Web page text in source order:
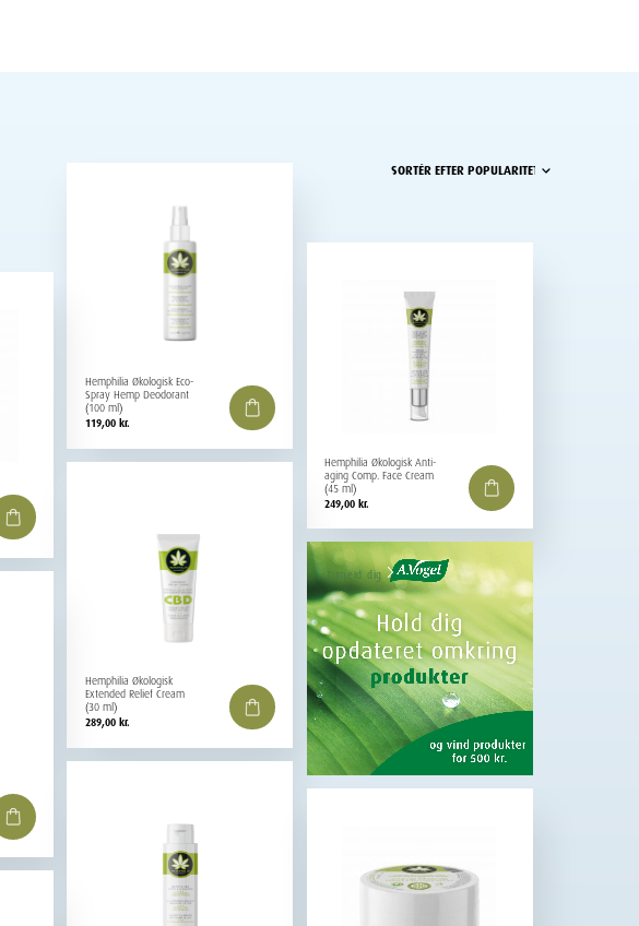
Hemphilia Økologisk Eco-
Spray Hemp Deodorant
(100 ml)
119,00kr.
Hemphilia Økologisk Anti-
aging Comp. Face Cream
(45 ml)
249,00kr.
Hemphilia Økologisk
Extended Relief Cream
(30 ml)
289,00kr.
Tilmeld dig